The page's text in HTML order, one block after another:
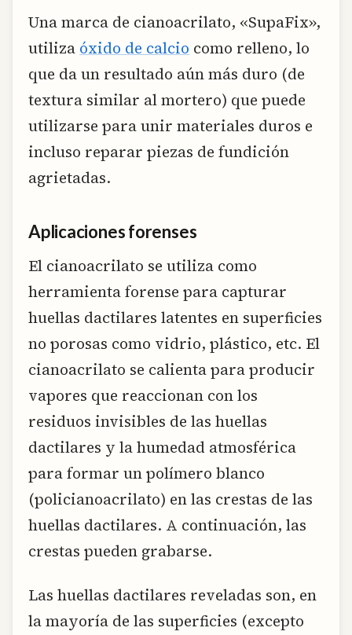
Una marca de cianoacrilato, «SupaFix»,
utiliza óxido de calcio como relleno, lo
que da un resultado aún más duro (de
textura similar al mortero) que puede
utilizarse para unir materiales duros e
incluso reparar piezas de fundición
agrietadas.
Aplicaciones forenses
El cianoacrilato se utiliza como
herramienta forense para capturar
huellas dactilares latentes en superficies
no porosas como vidrio, plástico, etc. El
cianoacrilato se calienta para producir
vapores que reaccionan con los
residuos invisibles de las huellas
dactilares y la humedad atmosférica
para formar un polímero blanco
(policianoacrilato) en las crestas de las
huellas dactilares. A continuación, las
crestas pueden grabarse.
Las huellas dactilares reveladas son, en
la mayoría de las superficies (excepto